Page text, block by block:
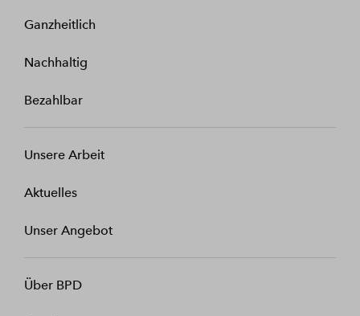
Ganzheitlich
Nachhaltig
Bezahlbar
Unsere Arbeit
Aktuelles
Unser Angebot
Über BPD